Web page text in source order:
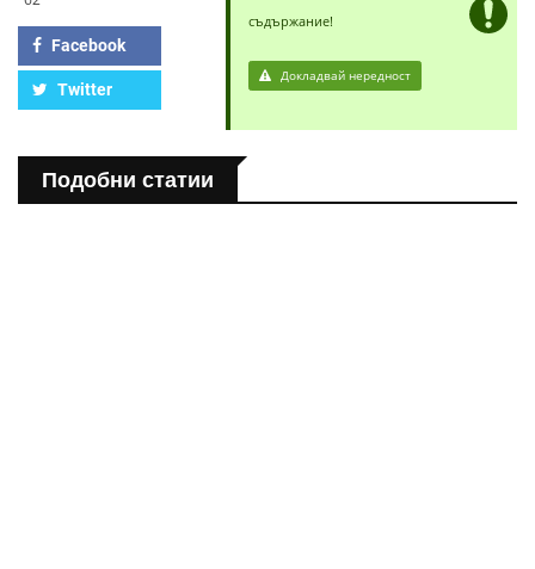
Facebook
Twitter
съдържание!
Докладвай нередност
Подобни статии